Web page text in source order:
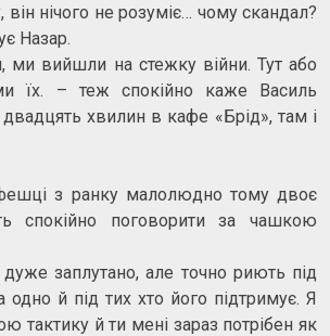
нічого не розуміє… чому скандал?
Назар.
вийшли на стежку війни. Тут або
їх. – теж спокійно каже Василь
хвилин в кафе «Брід», там і
з ранку малолюдно тому двоє
спокійно поговорити за чашкою
заплутано, але точно риють під
одно й під тих хто його підтримує. Я
тактику й ти мені зараз потрібен як